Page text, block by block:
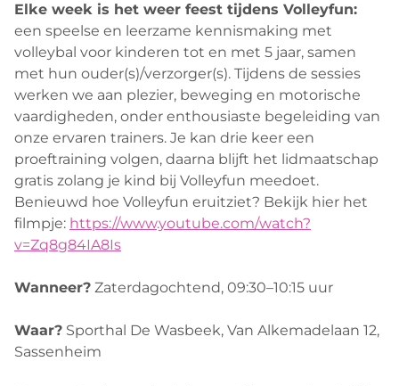
Elke week is het weer feest tijdens Volleyfun:
een speelse en leerzame kennismaking met
volleybal voor kinderen tot en met 5 jaar, samen
met hun ouder(s)/verzorger(s). Tijdens de sessies
werken we aan plezier, beweging en motorische
vaardigheden, onder enthousiaste begeleiding van
onze ervaren trainers. Je kan drie keer een
proeftraining volgen, daarna blijft het lidmaatschap
gratis zolang je kind bij Volleyfun meedoet.
Benieuwd hoe Volleyfun eruitziet? Bekijk hier het
filmpje: https://www.youtube.com/watch?
v=Zq8g84IA8Is
Wanneer? Zaterdagochtend, 09:30–10:15 uur
Waar? Sporthal De Wasbeek, Van Alkemadelaan 12,
Sassenheim